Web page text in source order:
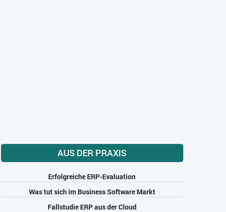
AUS DER PRAXIS
Erfolgreiche ERP-Evaluation
Was tut sich im Business Software Markt
Fallstudie ERP aus der Cloud